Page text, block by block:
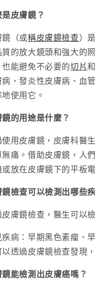
皮膚鏡？
鏡（或稱皮膚鏡檢查）
質的放大鏡頭和強大的
也能避免不必要的切片
病、發炎性皮膚病、血
使用它。
鏡的用途是什麼？
使用皮膚鏡，皮膚科醫
無痛。借助皮膚鏡，人
或放在皮膚鏡下的平板
鏡檢查可以檢測出哪些
皮膚鏡檢查，醫生可以
疾病：早期黑色素瘤、
以透過皮膚鏡檢查發現
鏡能檢測出皮膚癌嗎？